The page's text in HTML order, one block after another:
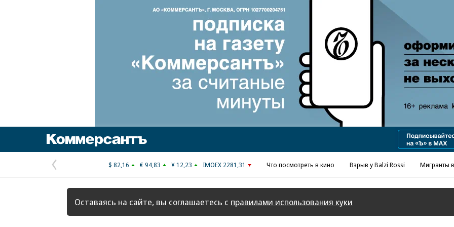
Реклама в «Ъ» www.kommersant.ru/ad
Предыдущая
страница
$ 82,16 € 94,83 ¥ 12,23 IMOEX 2281,31 Что посмотреть в кино Взрыв у Balzi Rossi Мигранты
Оставаясь на сайте, вы соглашаетесь с правилами использования куки